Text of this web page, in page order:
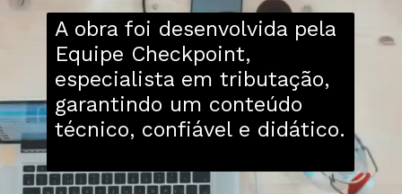
A obra foi desenvolvida pela
Equipe Checkpoint,
especialista em tributação,
garantindo um conteúdo
técnico, confiável e didático.